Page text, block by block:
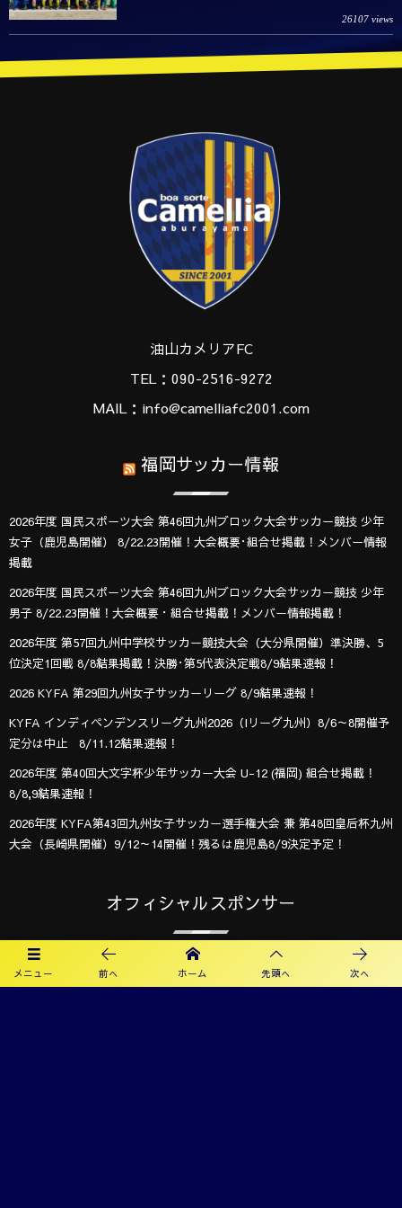
26107 views
メニュー 前へ ホーム 先頭へ 次へ
油山カメリアFC
TEL：090-2516-9272
MAIL：info@camelliafc2001.com
福岡サッカー情報
2026年度 国民スポーツ大会 第46回九州ブロック大会サッカー競技 少年
女子（鹿児島開催） 8/22.23開催！大会概要･組合せ掲載！メンバー情報
掲載
2026年度 国民スポーツ大会 第46回九州ブロック大会サッカー競技 少年
男子 8/22.23開催！大会概要・組合せ掲載！メンバー情報掲載！
2026年度 第57回九州中学校サッカー競技大会（大分県開催）準決勝、5
位決定1回戦 8/8結果掲載！決勝･第5代表決定戦8/9結果速報！
2026 KYFA 第29回九州女子サッカーリーグ 8/9結果速報！
KYFA インディペンデンスリーグ九州2026（Iリーグ九州）8/6～8開催予
定分は中止 8/11.12結果速報！
2026年度 第40回大文字杯少年サッカー大会 U-12 (福岡) 組合せ掲載！
8/8,9結果速報！
2026年度 KYFA第43回九州女子サッカー選手権大会 兼 第48回皇后杯九州
大会（長崎県開催）9/12～14開催！残るは鹿児島8/9決定予定！
オフィシャルスポンサー